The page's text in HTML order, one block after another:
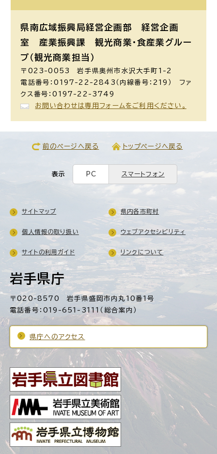
県南広域振興局経営企画部 経営企画
室 産業振興課 観光商業・食産業グルー
プ（観光商業担当）
〒023-0053 岩手県奥州市水沢大手町1-2
電話番号：0197-22-2843（内線番号：219） ファ
クス番号：0197-22-3749
お問い合わせは専用フォームをご利用ください。
前のページへ戻る トップページへ戻る
表示 PC スマートフォン
岩手県庁
〒020-8570 岩手県盛岡市内丸10番1号
電話番号：019-651-3111（総合案内）
県庁へのアクセス
サイトマップ 県内各市町村
個人情報の取り扱い ウェブアクセシビリティ
サイトの利用ガイド リンクについて